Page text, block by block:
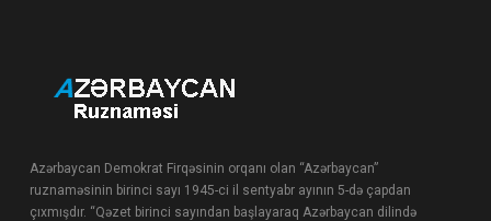
Azərbaycan Demokrat Firqəsinin orqanı olan “Azərbaycan”
ruznaməsinin birinci sayı 1945-ci il sentyabr ayının 5-də çapdan
çıxmışdır. “Qəzet birinci sayından başlayaraq Azərbaycan dilində